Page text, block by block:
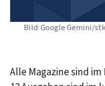
Bild: Google Gemini/
Alle Magazine sind